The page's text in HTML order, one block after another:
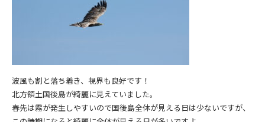
波風も割と落ち着き、視界も良好です！
北方領土国後島が綺麗に見えていました。
春先は霧が発生しやすいので国後島全体が見える日は少ないですが、